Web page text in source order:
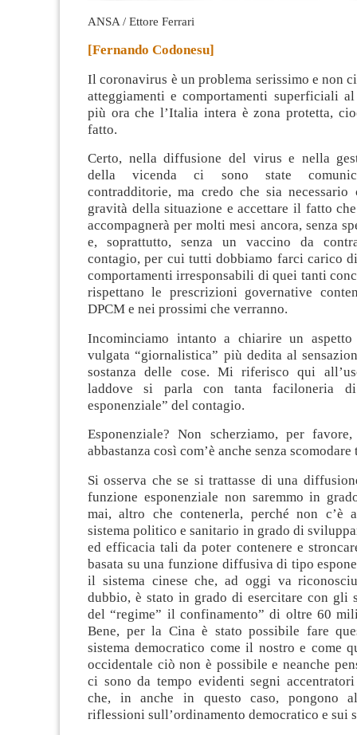
ANSA / Ettore Ferrari
[Fernando Codonesu]
Il coronavirus è un problema serissimo e non
atteggiamenti e comportamenti superficiali
più ora che l’Italia intera è zona protetta,
fatto.
Certo, nella diffusione del virus e nella
della vicenda ci sono state
contradditorie, ma credo che sia necessario
gravità della situazione e accettare il fatto
accompagnerà per molti mesi ancora, senza
e, soprattutto, senza un vaccino da
contagio, per cui tutti dobbiamo farci carico
comportamenti irresponsabili di quei tanti
rispettano le prescrizioni governative
DPCM e nei prossimi che verranno.
Incominciamo intanto a chiarire un
vulgata “giornalistica” più dedita al
sostanza delle cose. Mi riferisco qui
laddove si parla con tanta faciloneria di
esponenziale” del contagio.
Esponenziale? Non scherziamo, per
abbastanza così com’è anche senza
Si osserva che se si trattasse di una
funzione esponenziale non saremmo in
mai, altro che contenerla, perché non c’è
sistema politico e sanitario in grado di
ed efficacia tali da poter contenere e
basata su una funzione diffusiva di tipo
il sistema cinese che, ad oggi va
dubbio, è stato in grado di esercitare con gli
del “regime” il confinamento” di oltre 60
Bene, per la Cina è stato possibile fare
sistema democratico come il nostro e come
occidentale ciò non è possibile e neanche
ci sono da tempo evidenti segni
che, in anche in questo caso, pongono
riflessioni sull’ordinamento democratico e sui